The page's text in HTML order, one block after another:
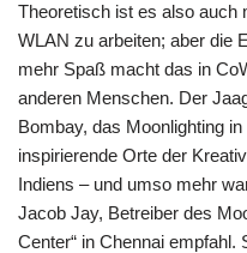
Theoretisch ist es also auch
WLAN zu arbeiten; aber die
mehr Spaß macht das in
anderen Menschen. Der
Bombay, das Moonlighting
inspirierende Orte der
Indiens – und umso mehr
Jacob Jay, Betreiber des
Center“ in Chennai empfahl.